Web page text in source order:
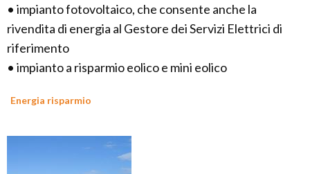
• impianto fotovoltaico, che consente anche la
rivendita di energia al Gestore dei Servizi Elettrici di
riferimento
• impianto a risparmio eolico e mini eolico
Energia risparmio